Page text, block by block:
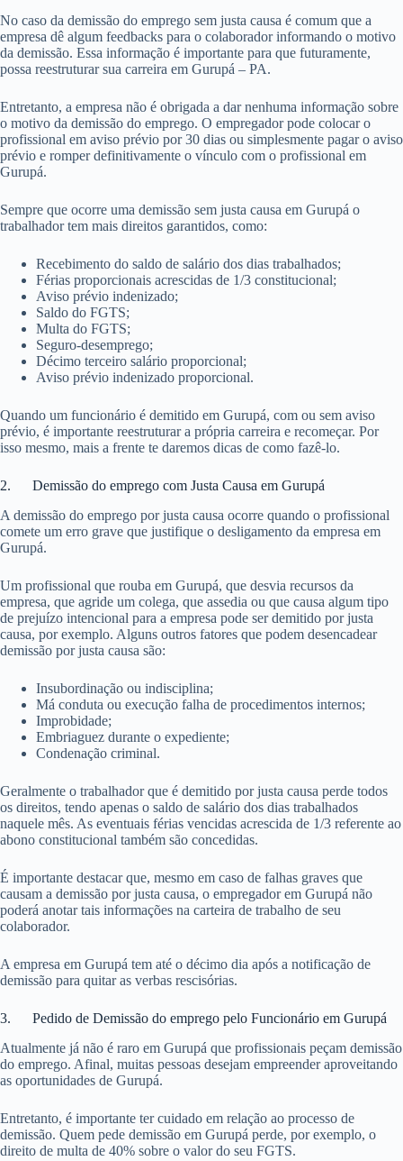
No caso da demissão do emprego sem justa causa é comum que a
empresa dê algum feedbacks para o colaborador informando o motivo
da demissão. Essa informação é importante para que futuramente,
possa reestruturar sua carreira em Gurupá – PA.
Entretanto, a empresa não é obrigada a dar nenhuma informação sobre
o motivo da demissão do emprego. O empregador pode colocar o
profissional em aviso prévio por 30 dias ou simplesmente pagar o aviso
prévio e romper definitivamente o vínculo com o profissional em
Gurupá.
Sempre que ocorre uma demissão sem justa causa em Gurupá o
trabalhador tem mais direitos garantidos, como:
Recebimento do saldo de salário dos dias trabalhados;
Férias proporcionais acrescidas de 1/3 constitucional;
Aviso prévio indenizado;
Saldo do FGTS;
Multa do FGTS;
Seguro-desemprego;
Décimo terceiro salário proporcional;
Aviso prévio indenizado proporcional.
Quando um funcionário é demitido em Gurupá, com ou sem aviso
prévio, é importante reestruturar a própria carreira e recomeçar. Por
isso mesmo, mais a frente te daremos dicas de como fazê-lo.
2. Demissão do emprego com Justa Causa em Gurupá
A demissão do emprego por justa causa ocorre quando o profissional
comete um erro grave que justifique o desligamento da empresa em
Gurupá.
Um profissional que rouba em Gurupá, que desvia recursos da
empresa, que agride um colega, que assedia ou que causa algum tipo
de prejuízo intencional para a empresa pode ser demitido por justa
causa, por exemplo. Alguns outros fatores que podem desencadear
demissão por justa causa são:
Insubordinação ou indisciplina;
Má conduta ou execução falha de procedimentos internos;
Improbidade;
Embriaguez durante o expediente;
Condenação criminal.
Geralmente o trabalhador que é demitido por justa causa perde todos
os direitos, tendo apenas o saldo de salário dos dias trabalhados
naquele mês. As eventuais férias vencidas acrescida de 1/3 referente ao
abono constitucional também são concedidas.
É importante destacar que, mesmo em caso de falhas graves que
causam a demissão por justa causa, o empregador em Gurupá não
poderá anotar tais informações na carteira de trabalho de seu
colaborador.
A empresa em Gurupá tem até o décimo dia após a notificação de
demissão para quitar as verbas rescisórias.
3. Pedido de Demissão do emprego pelo Funcionário em Gurupá
Atualmente já não é raro em Gurupá que profissionais peçam demissão
do emprego. Afinal, muitas pessoas desejam empreender aproveitando
as oportunidades de Gurupá.
Entretanto, é importante ter cuidado em relação ao processo de
demissão. Quem pede demissão em Gurupá perde, por exemplo, o
direito de multa de 40% sobre o valor do seu FGTS.